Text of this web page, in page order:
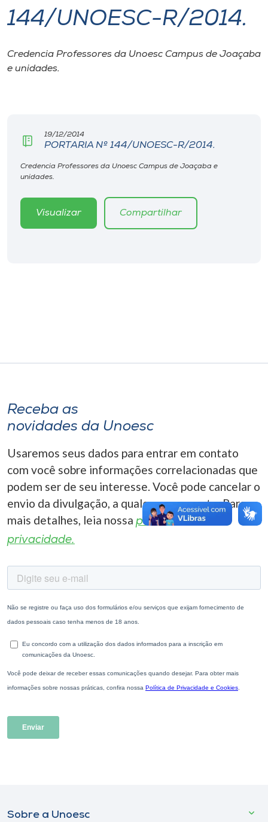
I.nova
Diplomados
CPA
Biblioteca
Editora
A-
144/UNOESC-R/2014.
Credencia Professores da Unoesc Campus de Joaçaba
e unidades.
19/12/2014
PORTARIA Nº 144/UNOESC-R/2014.
Credencia Professores da Unoesc Campus de Joaçaba e
unidades.
Visualizar Compartilhar
Receba as
novidades da Unoesc
Usaremos seus dados para entrar em contato
com você sobre informações correlacionadas que
podem ser de seu interesse. Você pode cancelar o
envio da divulgação, a qualquer momento. Para
mais detalhes, leia nossa política de
privacidade.
Sobre a Unoesc